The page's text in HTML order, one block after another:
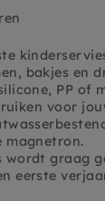
bakjes en
PP of
voor
magnetron.
wordt graag
eerste